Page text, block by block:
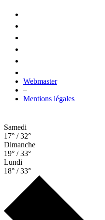
Webmaster
–
Mentions légales
Samedi
17° / 32°
Dimanche
19° / 33°
Lundi
18° / 33°